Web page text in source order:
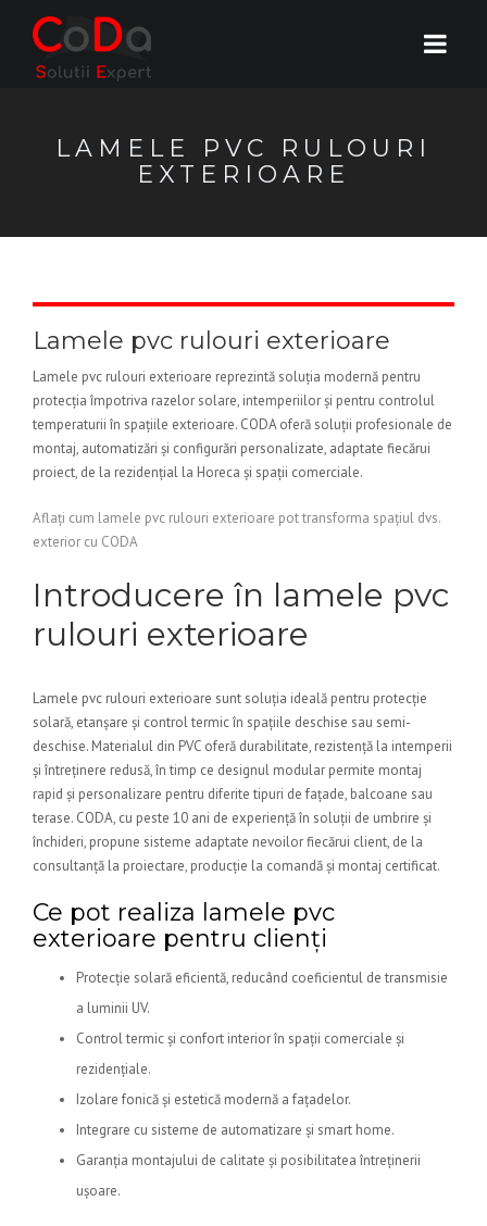
LAMELE PVC RULOURI
EXTERIOARE
Lamele pvc rulouri exterioare
Lamele pvc rulouri exterioare reprezintă soluția modernă pentru
protecția împotriva razelor solare, intemperiilor și pentru controlul
temperaturii în spațiile exterioare. CODA oferă soluții profesionale de
montaj, automatizări și configurări personalizate, adaptate fiecărui
proiect, de la rezidențial la Horeca și spații comerciale.
Aflați cum lamele pvc rulouri exterioare pot transforma spațiul dvs.
exterior cu CODA
Introducere în lamele pvc
rulouri exterioare
Lamele pvc rulouri exterioare sunt soluția ideală pentru protecție
solară, etanșare și control termic în spațiile deschise sau semi-
deschise. Materialul din PVC oferă durabilitate, rezistență la intemperii
și întreținere redusă, în timp ce designul modular permite montaj
rapid și personalizare pentru diferite tipuri de fațade, balcoane sau
terase. CODA, cu peste 10 ani de experiență în soluții de umbrire și
închideri, propune sisteme adaptate nevoilor fiecărui client, de la
consultanță la proiectare, producție la comandă și montaj certificat.
Ce pot realiza lamele pvc
exterioare pentru clienți
Protecție solară eficientă, reducând coeficientul de transmisie
a luminii UV.
Control termic și confort interior în spații comerciale și
rezidențiale.
Izolare fonică și estetică modernă a fațadelor.
Integrare cu sisteme de automatizare și smart home.
Garanția montajului de calitate și posibilitatea întreținerii
ușoare.